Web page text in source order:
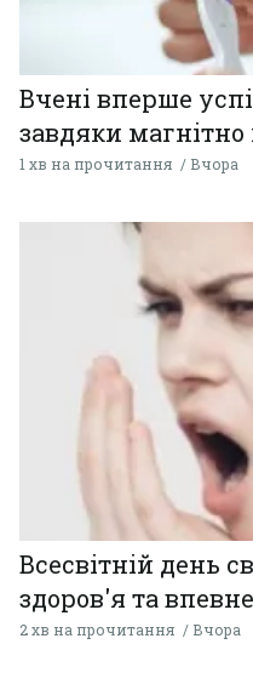
Вчені вперше
завдяки
1 хв на прочитання Вчора
Всесвітній день
здоров'я та
2 хв на прочитання Вчора